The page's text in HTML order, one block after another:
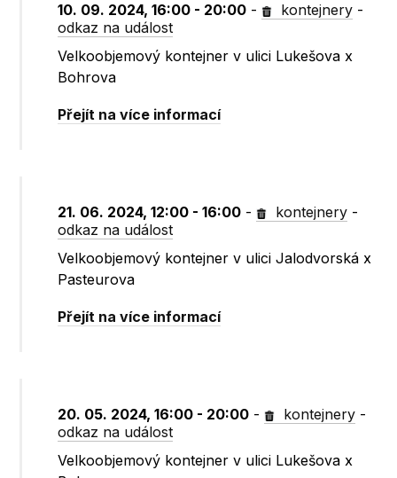
10. 09. 2024, 16:00 - 20:00 - kontejnery -
odkaz na událost
Velkoobjemový kontejner v ulici Lukešova x
Bohrova
Přejít na více informací
21. 06. 2024, 12:00 - 16:00 - kontejnery -
odkaz na událost
Velkoobjemový kontejner v ulici Jalodvorská x
Pasteurova
Přejít na více informací
20. 05. 2024, 16:00 - 20:00 - kontejnery -
odkaz na událost
Velkoobjemový kontejner v ulici Lukešova x